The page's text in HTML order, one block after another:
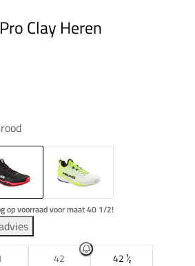
Clay Heren
op voorraad voor maat 40 1/2!
42
42 ½